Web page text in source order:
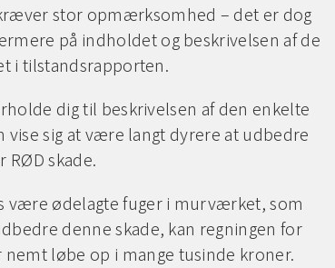
stor opmærksomhed – det er dog
på indholdet og beskrivelsen af de
i tilstandsrapporten.
dig til beskrivelsen af den enkelte
vise sig at være langt dyrere at udbedre
RØD skade.
være ødelagte fuger i murværket, som
denne skade, kan regningen for
løbe op i mange tusinde kroner.